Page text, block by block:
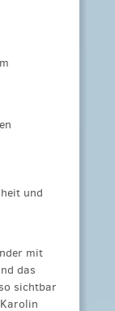
und
mit
das
sichtbar